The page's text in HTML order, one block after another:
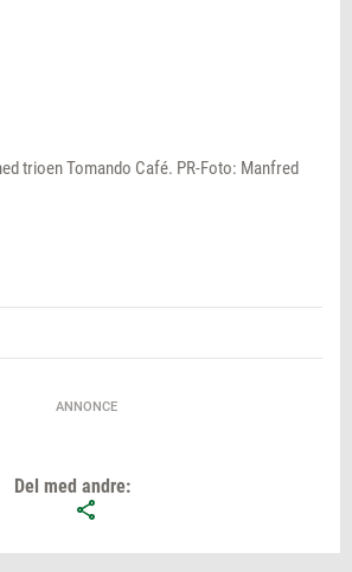
trioen Tomando Café. PR-Foto: Manfred
ANNONCE
Del med andre: